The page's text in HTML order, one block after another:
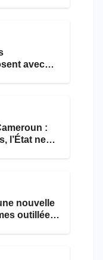
avec
:
l’État ne
nouvelle
outillées